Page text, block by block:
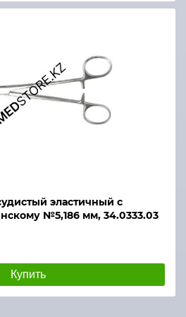
эластичный с
№5,186 мм, 34.0333.03
Купить